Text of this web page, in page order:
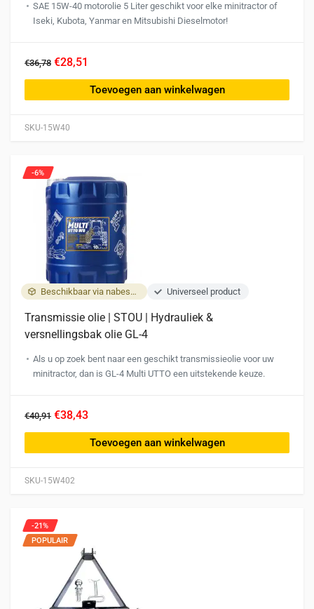
SKU-15W40
SAE 15W-40 motorolie 5 Liter geschikt voor elke minitractor of
Iseki, Kubota, Yanmar en Mitsubishi Dieselmotor!
€36,78 €28,51
Toevoegen aan winkelwagen
Beschikbaar via nabestelling Universeel product
SKU-15W402
-6%
Transmissie olie | STOU | Hydrauliek &
versnellingsbak olie GL-4
Als u op zoek bent naar een geschikt transmissieolie voor uw
minitractor, dan is GL-4 Multi UTTO een uitstekende keuze.
€40,91 €38,43
Toevoegen aan winkelwagen
-21%
POPULAIR